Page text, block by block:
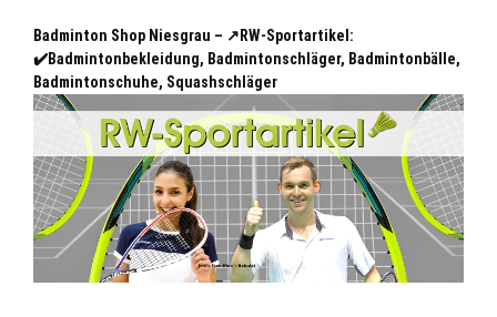
Badminton Shop Niesgrau – ↗️RW-Sportartikel:
✔️Badmintonbekleidung, Badmintonschläger, Badmintonbälle,
Badmintonschuhe, Squashschläger